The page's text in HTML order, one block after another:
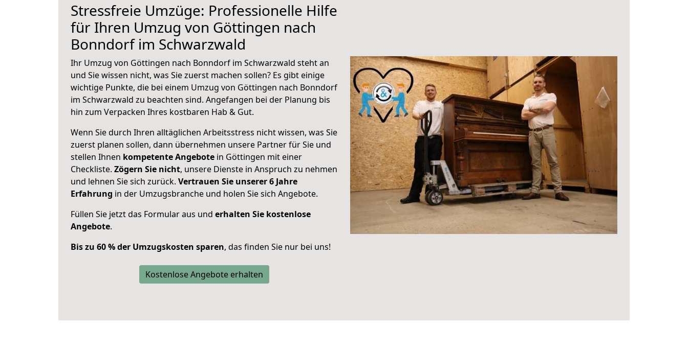
Stressfreie Umzüge: Professionelle Hilfe
für Ihren Umzug von Göttingen nach
Bonndorf im Schwarzwald
Ihr Umzug von Göttingen nach Bonndorf im Schwarzwald steht an
und Sie wissen nicht, was Sie zuerst machen sollen? Es gibt einige
wichtige Punkte, die bei einem Umzug von Göttingen nach Bonndorf
im Schwarzwald zu beachten sind. Angefangen bei der Planung bis
hin zum Verpacken Ihres kostbaren Hab & Gut.
Wenn Sie durch Ihren alltäglichen Arbeitsstress nicht wissen, was Sie
zuerst planen sollen, dann übernehmen unsere Partner für Sie und
stellen Ihnen kompetente Angebote in Göttingen mit einer
Checkliste. Zögern Sie nicht, unsere Dienste in Anspruch zu nehmen
und lehnen Sie sich zurück. Vertrauen Sie unserer 6 Jahre
Erfahrung in der Umzugsbranche und holen Sie sich Angebote.
Füllen Sie jetzt das Formular aus und erhalten Sie kostenlose
Angebote.
Bis zu 60 % der Umzugskosten sparen, das finden Sie nur bei uns!
Kostenlose Angebote erhalten